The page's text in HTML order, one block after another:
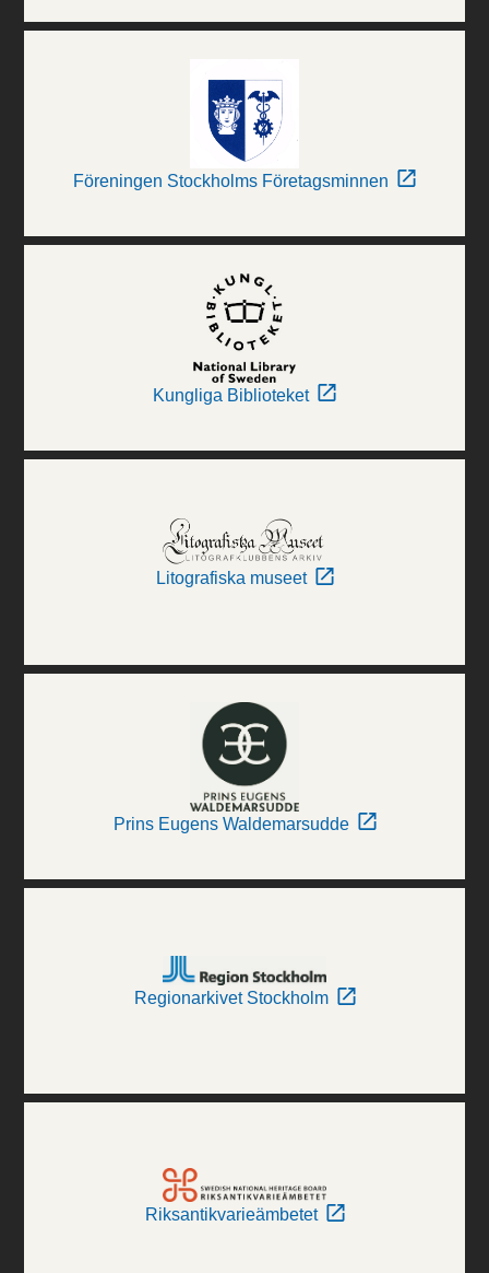
Föreningen Stockholms Företagsminnen
Kungliga Biblioteket
Litografiska museet
Prins Eugens Waldemarsudde
Regionarkivet Stockholm
Riksantikvarieämbetet